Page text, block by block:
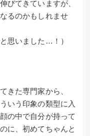
びてきていますが、
るのかもしれませ
思いました…！）
きた専門家から、
いう印象の類型に入
の中で自分が持って
に、初めてちゃんと